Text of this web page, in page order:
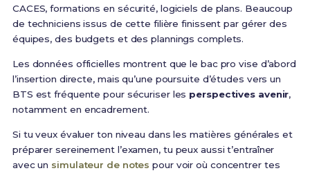
CACES, formations en sécurité, logiciels de plans. Beaucoup
de techniciens issus de cette filière finissent par gérer des
équipes, des budgets et des plannings complets.
Les données officielles montrent que le bac pro vise d’abord
l’insertion directe, mais qu’une poursuite d’études vers un
BTS est fréquente pour sécuriser les perspectives avenir,
notamment en encadrement.
Si tu veux évaluer ton niveau dans les matières générales et
préparer sereinement l’examen, tu peux aussi t’entraîner
avec un simulateur de notes pour voir où concentrer tes